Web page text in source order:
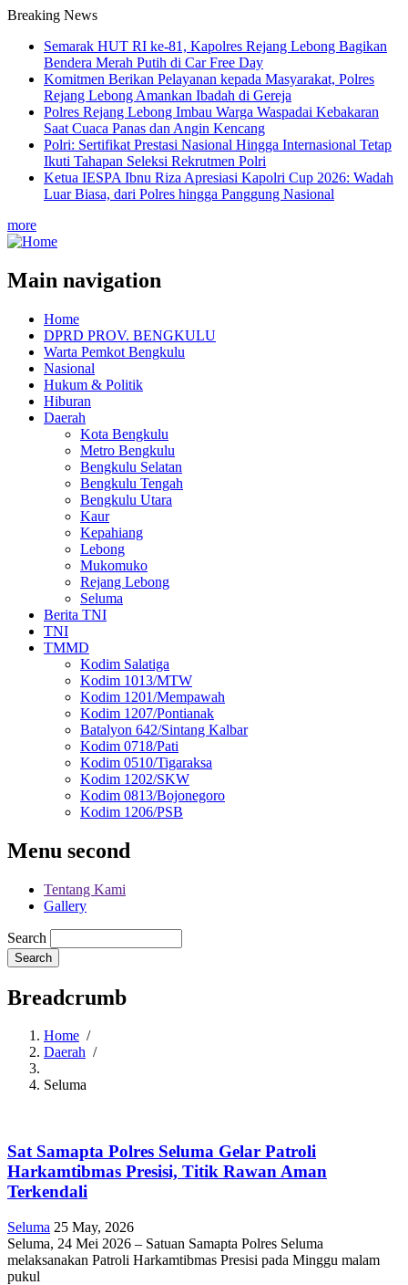
Breaking News
Semarak HUT RI ke-81, Kapolres Rejang Lebong Bagikan
Bendera Merah Putih di Car Free Day
Komitmen Berikan Pelayanan kepada Masyarakat, Polres
Rejang Lebong Amankan Ibadah di Gereja
Polres Rejang Lebong Imbau Warga Waspadai Kebakaran
Saat Cuaca Panas dan Angin Kencang
Polri: Sertifikat Prestasi Nasional Hingga Internasional Tetap
Ikuti Tahapan Seleksi Rekrutmen Polri
Ketua IESPA Ibnu Riza Apresiasi Kapolri Cup 2026: Wadah
Luar Biasa, dari Polres hingga Panggung Nasional
more
Main navigation
Home
DPRD PROV. BENGKULU
Warta Pemkot Bengkulu
Nasional
Hukum & Politik
Hiburan
Daerah
Kota Bengkulu
Metro Bengkulu
Bengkulu Selatan
Bengkulu Tengah
Bengkulu Utara
Kaur
Kepahiang
Lebong
Mukomuko
Rejang Lebong
Seluma
Berita TNI
TNI
TMMD
Kodim Salatiga
Kodim 1013/MTW
Kodim 1201/Mempawah
Kodim 1207/Pontianak
Batalyon 642/Sintang Kalbar
Kodim 0718/Pati
Kodim 0510/Tigaraksa
Kodim 1202/SKW
Kodim 0813/Bojonegoro
Kodim 1206/PSB
Menu second
Tentang Kami
Gallery
Search
Breadcrumb
Home /
Daerah /
Seluma
Sat Samapta Polres Seluma Gelar Patroli
Harkamtibmas Presisi, Titik Rawan Aman
Terkendali
Seluma 25 May, 2026
Seluma, 24 Mei 2026 – Satuan Samapta Polres Seluma
melaksanakan Patroli Harkamtibmas Presisi pada Minggu malam
pukul